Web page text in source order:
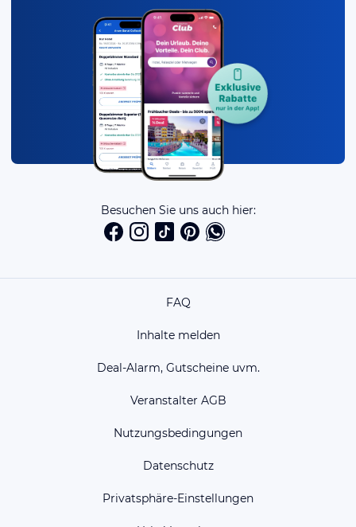
Besuchen Sie uns auch hier:
FAQ
Inhalte melden
Deal-Alarm, Gutscheine uvm.
Veranstalter AGB
Nutzungsbedingungen
Datenschutz
Privatsphäre-Einstellungen